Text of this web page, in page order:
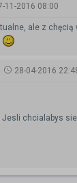
11-2016 08:00
ale z chęcią
28-04-2016
chcialabys